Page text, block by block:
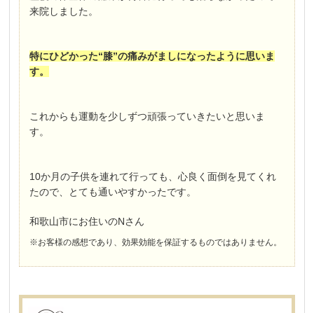
来院しました。
特にひどかった“膝”の痛みがましになったように思いま
す。
これからも運動を少しずつ頑張っていきたいと思いま
す。
10か月の子供を連れて行っても、心良く面倒を見てくれ
たので、とても通いやすかったです。
和歌山市にお住いのNさん
※お客様の感想であり、効果効能を保証するものではありません。